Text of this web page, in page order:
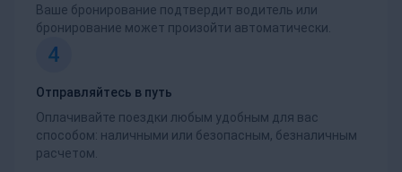
Ваше бронирование подтвердит водитель или
бронирование может произойти автоматически.
4
Отправляйтесь в путь
Оплачивайте поездки любым удобным для вас
способом: наличными или безопасным, безналичным
расчетом.